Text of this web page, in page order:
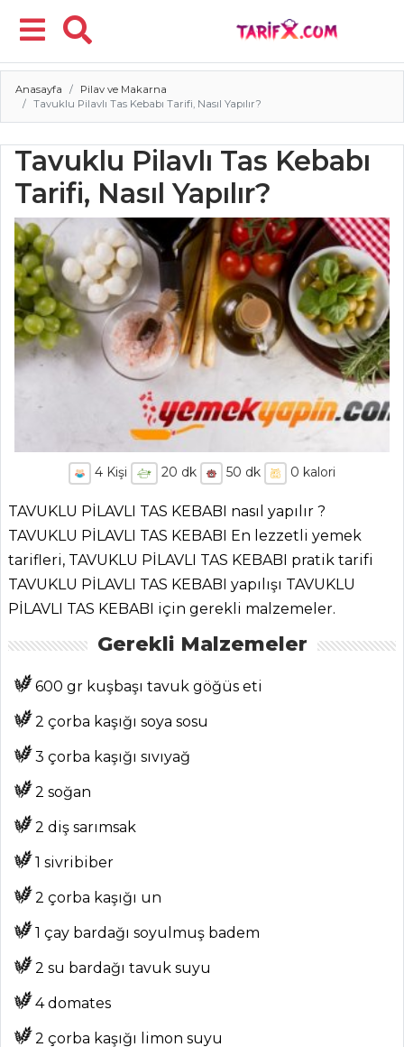
Menü
ANASAYFA
BLOG
Medya
Aktüel
Chefs
Anasayfa
Pilav ve Makarna
Tavuklu Pilavlı Tas Kebabı Tarifi, Nasıl Yapılır?
Tavuklu Pilavlı Tas Kebabı
Tarifi, Nasıl Yapılır?
4 Kişi 20 dk 50 dk 0 kalori
TAVUKLU PİLAVLI TAS KEBABI nasıl yapılır ?
TAVUKLU PİLAVLI TAS KEBABI En lezzetli yemek
tarifleri, TAVUKLU PİLAVLI TAS KEBABI pratik tarifi
TAVUKLU PİLAVLI TAS KEBABI yapılışı TAVUKLU
PİLAVLI TAS KEBABI için gerekli malzemeler.
Gerekli Malzemeler
600 gr kuşbaşı tavuk göğüs eti
2 çorba kaşığı soya sosu
3 çorba kaşığı sıvıyağ
2 soğan
2 diş sarımsak
1 sivribiber
2 çorba kaşığı un
1 çay bardağı soyulmuş badem
2 su bardağı tavuk suyu
4 domates
2 çorba kaşığı limon suyu